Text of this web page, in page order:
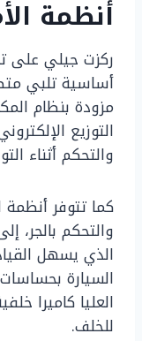
أنظمة
ركزت جيلي على
أساسية تلبي
مزودة بنظام
التوزيع
والتحكم أثناء
كما تتوفر أنظمة
والتحكم بالجر،
الذي يسهل
السيارة
العليا كاميرا
للخلف.